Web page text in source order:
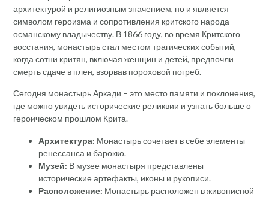
архитектурой и религиозным значением, но и является
символом героизма и сопротивления критского народа
османскому владычеству. В 1866 году, во время Критского
восстания, монастырь стал местом трагических событий,
когда сотни критян, включая женщин и детей, предпочли
смерть сдаче в плен, взорвав пороховой погреб.
Сегодня монастырь Аркади – это место памяти и поклонения,
где можно увидеть исторические реликвии и узнать больше о
героическом прошлом Крита.
Архитектура: Монастырь сочетает в себе элементы
ренессанса и барокко.
Музей: В музее монастыря представлены
исторические артефакты, иконы и рукописи.
Расположение: Монастырь расположен в живописной